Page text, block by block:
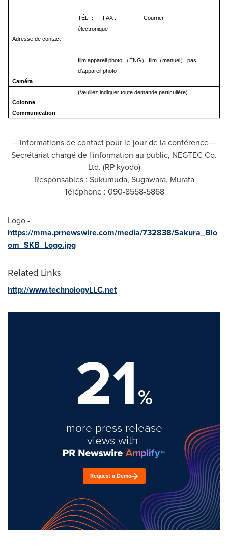
Adresse de contact
TÉL ： FAX : Courrier
électronique :
Caméra
film appareil photo （ENG） film（manuel） pas
d'appareil photo
Colonne
Communication
(Veuillez indiquer toute demande particulière)
―Informations de contact pour le jour de la conférence―
Secrétariat chargé de l'information au public, NEGTEC Co.
Ltd. (RP kyodo)
Responsables : Sukumuda, Sugawara, Murata
Téléphone : 090-8558-5868
Logo -
https://mma.prnewswire.com/media/732838/Sakura_Blo
om_SKB_Logo.jpg
Related Links
http://www.technologyLLC.net
21%
more press release
views with
Request a Demo